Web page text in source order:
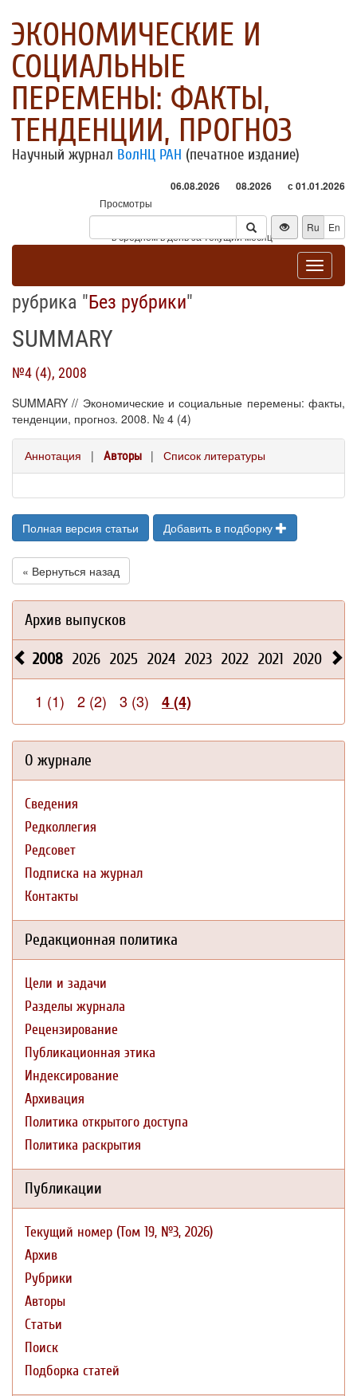
ЭКОНОМИЧЕСКИЕ И
СОЦИАЛЬНЫЕ
ПЕРЕМЕНЫ: ФАКТЫ,
ТЕНДЕНЦИИ, ПРОГНОЗ
Научный журнал ВолНЦ РАН (печатное издание)
06.08.2026 08.2026 с 01.01.2026
Просмотры
Посетители
* - в среднем в день за текущий месяц
Ru En
Toggle
рубрика "Без рубрики"
SUMMARY
№4 (4), 2008
SUMMARY // Экономические и социальные перемены: факты,
тенденции, прогноз. 2008. № 4 (4)
Аннотация | Авторы | Список литературы
Полная версия статьи Добавить в подборку
« Вернуться назад
Архив выпусков
2008 2026 2025 2024 2023 2022 2021 2020 2019
1 (1) 2 (2) 3 (3) 4 (4)
О журнале
Сведения
Редколлегия
Редсовет
Подписка на журнал
Контакты
Редакционная политика
Цели и задачи
Разделы журнала
Рецензирование
Публикационная этика
Индексирование
Архивация
Политика открытого доступа
Политика раскрытия
Публикации
Текущий номер (Том 19, №3, 2026)
Архив
Рубрики
Авторы
Статьи
Поиск
Подборка статей